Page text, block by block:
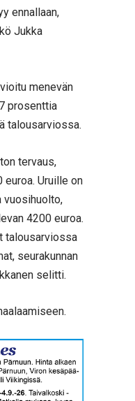
ennallaan,
Jukka
menevän
prosenttia
talousarviossa.
tervaus,
euroa. Uruille on
vuosihuolto,
4200 euroa.
talousarviossa
seurakunnan
selitti.